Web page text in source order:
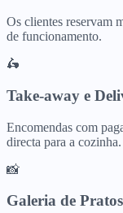
Os clientes reservam
de funcionamento.
🛵
Take-away e
Encomendas com
directa para a cozinha.
📸
Galeria de Pratos